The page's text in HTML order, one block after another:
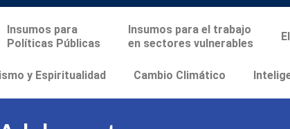
Insumos para
Políticas Públicas
Insumos para el trabajo
en sectores vulnerables
y Espiritualidad Cambio Climático